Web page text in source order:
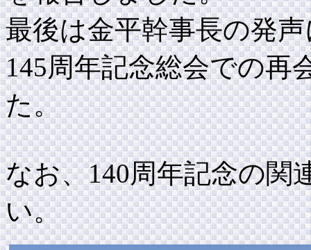
最後は金平幹事長の発
145周年記念総会での再
た。
なお、140周年記念の関
い。